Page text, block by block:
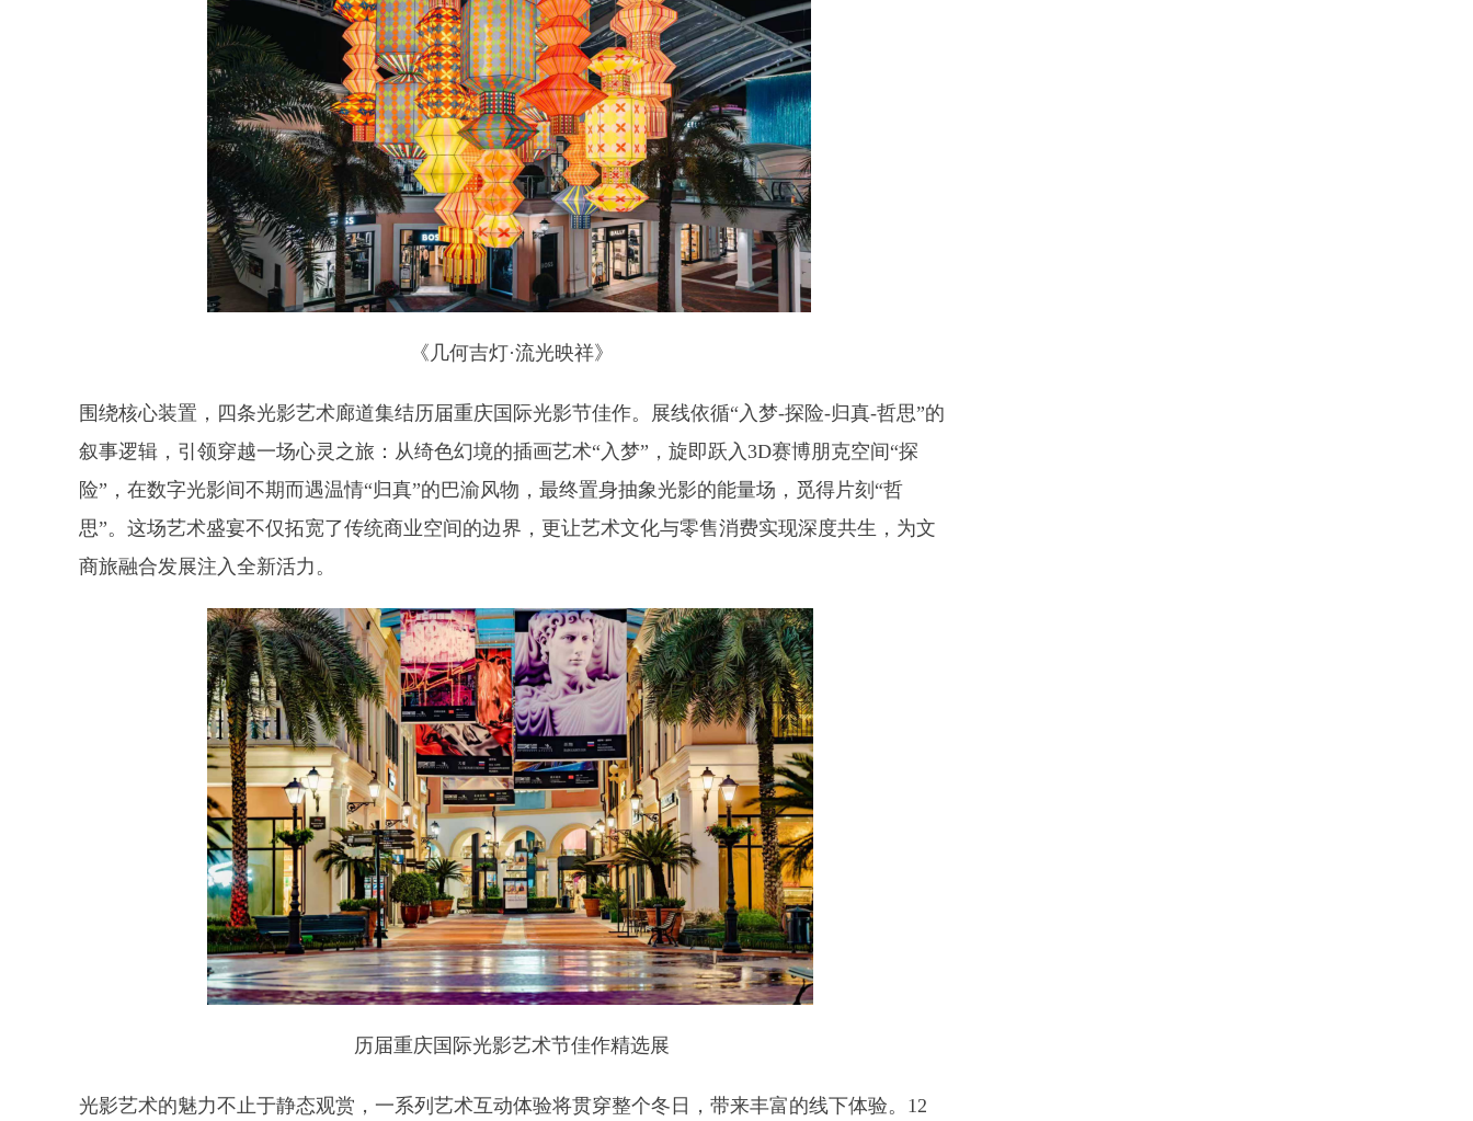
《几何吉灯·流光映祥》
围绕核心装置，四条光影艺术廊道集结历届重庆国际光影节佳作。展线依循“入梦-探险-归真-哲思”的
叙事逻辑，引领穿越一场心灵之旅：从绮色幻境的插画艺术“入梦”，旋即跃入3D赛博朋克空间“探
险”，在数字光影间不期而遇温情“归真”的巴渝风物，最终置身抽象光影的能量场，觅得片刻“哲
思”。这场艺术盛宴不仅拓宽了传统商业空间的边界，更让艺术文化与零售消费实现深度共生，为文
商旅融合发展注入全新活力。
历届重庆国际光影艺术节佳作精选展
光影艺术的魅力不止于静态观赏，一系列艺术互动体验将贯穿整个冬日，带来丰富的线下体验。 12